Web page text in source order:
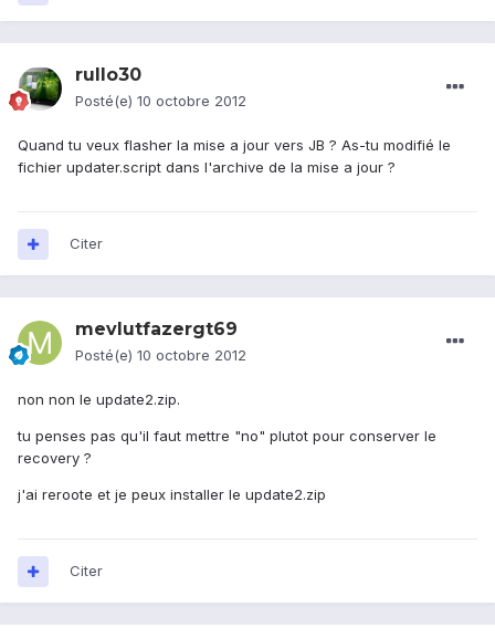
rullo30
Posté(e) 10 octobre 2012
Quand tu veux flasher la mise a jour vers JB ? As-tu modifié le
fichier updater.script dans l'archive de la mise a jour ?
Citer
mevlutfazergt69
Posté(e) 10 octobre 2012
non non le update2.zip.
tu penses pas qu'il faut mettre "no" plutot pour conserver le
recovery ?
j'ai reroote et je peux installer le update2.zip
Citer